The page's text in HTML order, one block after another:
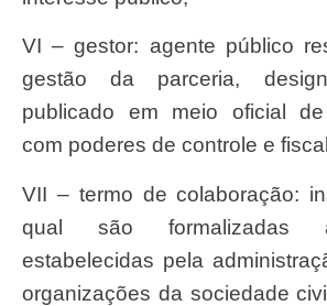
VI – gestor: agente público responsável pela
gestão da parceria,
publicado em meio oficial de
com poderes de controle e
VII – termo de colaboração: instrumento pelo
qual são formalizadas
estabelecidas pela
organizações da sociedade